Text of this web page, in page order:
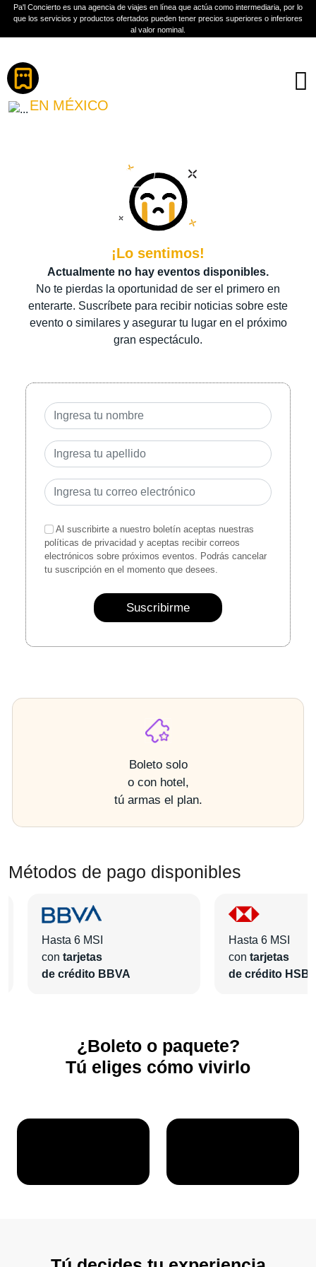
Pa'l Concierto es una agencia de viajes en línea que actúa como intermediaria, por lo
que los servicios y productos ofertados pueden tener precios superiores o inferiores
al valor nominal.
MERCURIO
EN MÉXICO
Más información
¡Lo sentimos!
Actualmente no hay eventos disponibles.
No te pierdas la oportunidad de ser el primero en
enterarte. Suscríbete para recibir noticias sobre este
evento o similares y asegurar tu lugar en el próximo
gran espectáculo.
Al suscribirte a nuestro boletín aceptas nuestras
políticas de privacidad y aceptas recibir correos
electrónicos sobre próximos eventos. Podrás cancelar
tu suscripción en el momento que desees.
Suscribirme
Boleto solo
o con hotel,
tú armas el plan.
Métodos de pago disponibles
Hasta 6 MSI
con tarjetas
de crédito BBVA
Hasta 6 MSI
con tarjetas
de crédito
¿Boleto o paquete?
Tú eliges cómo vivirlo